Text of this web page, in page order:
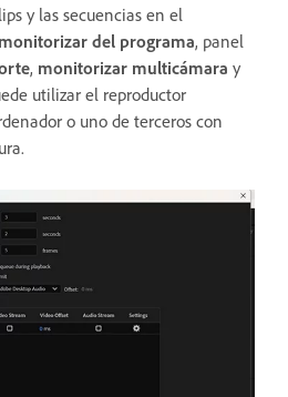
y las secuencias en el
monitorizar del programa, panel
, monitorizar multicámara y
utilizar el reproductor
o uno de terceros con